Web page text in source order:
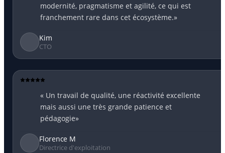
modernité, pragmatisme et agilité, ce qui est
franchement rare dans cet écosystème.»
Kim
CTO
« Un travail de qualité, une réactivité excellente
mais aussi une très grande patience et
pédagogie»
Florence M
Directrice d'exploitation